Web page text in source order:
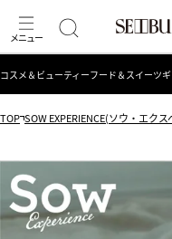
コスメ＆ビューティーフード＆スイーツ
TOP SOW EXPERIENCE(ソウ・エク